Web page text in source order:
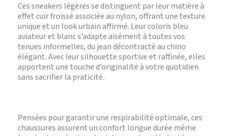
Ces sneakers légères se distinguent par leur matière à
effet cuir froissé associée au nylon, offrant une texture
unique et un look urbain affirmé. Leur coloris bleu
aviateur et blanc s’adapte aisément à toutes vos
tenues informelles, du jean décontracté au chino
élégant. Avec leur silhouette sportive et raffinée, elles
apportent une touche d’originalité à votre quotidien
sans sacrifier la praticité.
Pensées pour garantir une respirabilité optimale, ces
chaussures assurent un confort longue durée même